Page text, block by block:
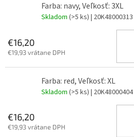
Farba: navy, Veľkosť: 3XL
Skladom (>5 ks) | 20K48000313
€16,20
€19,93 vrátane DPH
Farba: red, Veľkosť: XL
Skladom (>5 ks) | 20K48000404
€16,20
€19,93 vrátane DPH